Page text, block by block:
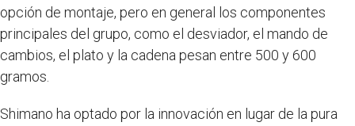
opción de montaje, pero en general los componentes
principales del grupo, como el desviador, el mando de
cambios, el plato y la cadena pesan entre 500 y 600
gramos.
Shimano ha optado por la innovación en lugar de la pura